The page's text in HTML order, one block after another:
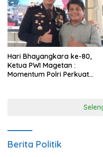
Hari Bhayangkara ke-80,
Ketua PWI Magetan :
Momentum Polri Perkuat
Berita Politik